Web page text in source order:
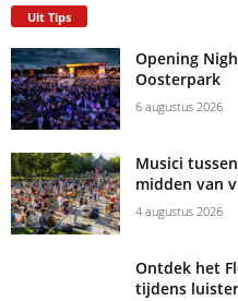
Uit Tips
Opening
Oosterpark
6 augustus 2026
Musici
midden van
4 augustus 2026
Ontdek het
tijdens